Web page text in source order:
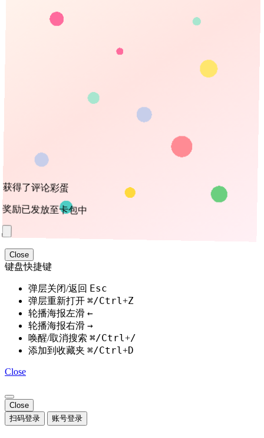
获得了评论彩蛋
奖励已发放至卡包中
Close
键盘快捷键
弹层关闭/返回 Esc
弹层重新打开 ⌘/Ctrl+Z
轮播海报左滑 ←
轮播海报右滑 →
唤醒/取消搜索 ⌘/Ctrl+/
添加到收藏夹 ⌘/Ctrl+D
Close
Close
扫码登录
账号登录